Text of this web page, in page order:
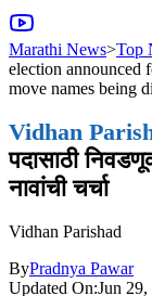
Marathi News>Top
election announced
move names being
Vidhan
पदासाठी
नावांची चर्चा
Vidhan Parishad
ByPradnya Pawar
Updated On:Jun